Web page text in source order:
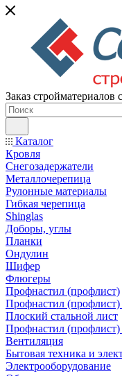
Заказ стройматериалов
Каталог
Кровля
Снегозадержатели
Металлочерепица
Рулонные материалы
Гибкая черепица
Shinglas
Доборы, углы
Планки
Ондулин
Шифер
Флюгеры
Профнастил (профлист)
Профнастил
Плоский стальной лист
Профнастил
Вентиляция
Бытовая техника и
Электрооборудование